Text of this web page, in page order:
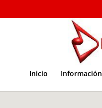
Inicio Información